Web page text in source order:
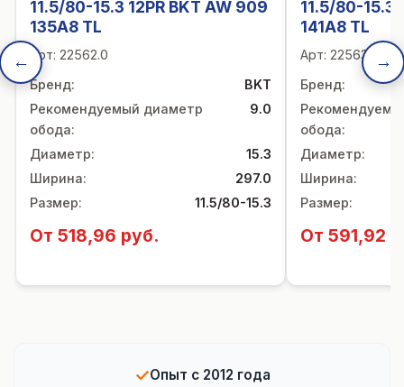
←
11.5/80-15.3 12PR BKT AW 909
135A8 TL
Арт: 22562.0
Бренд:
BKT
Рекомендуемый диаметр
обода:
9.0
Диаметр:
15.3
Ширина:
297.0
Размер: 11.5/80-15.3
От 518,96 руб.
11.5/80-15.3
141A8 TL
Арт: 22563.0
Бренд:
обода:
Диаметр:
Ширина:
Размер:
От 591,92
→
✓Опыт с 2012 года